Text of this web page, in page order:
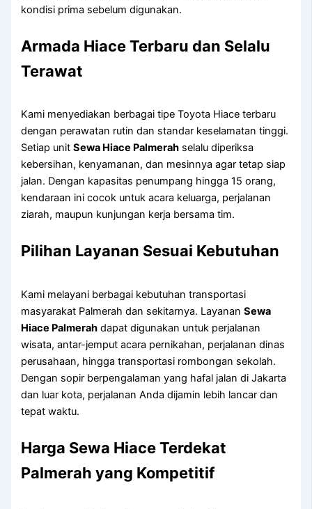
kondisi prima sebelum digunakan.
Armada Hiace Terbaru dan Selalu
Terawat
Kami menyediakan berbagai tipe Toyota Hiace terbaru
dengan perawatan rutin dan standar keselamatan tinggi.
Setiap unitSewa Hiace Palmerah selalu diperiksa
kebersihan, kenyamanan, dan mesinnya agar tetap siap
jalan. Dengan kapasitas penumpang hingga 15 orang,
kendaraan ini cocok untuk acara keluarga, perjalanan
ziarah, maupun kunjungan kerja bersama tim.
Pilihan Layanan Sesuai Kebutuhan
Kami melayani berbagai kebutuhan transportasi
masyarakat Palmerah dan sekitarnya. LayananSewa
Hiace Palmerah dapat digunakan untuk perjalanan
wisata, antar-jemput acara pernikahan, perjalanan dinas
perusahaan, hingga transportasi rombongan sekolah.
Dengan sopir berpengalaman yang hafal jalan di Jakarta
dan luar kota, perjalanan Anda dijamin lebih lancar dan
tepat waktu.
Harga Sewa Hiace Terdekat
Palmerah yang Kompetitif